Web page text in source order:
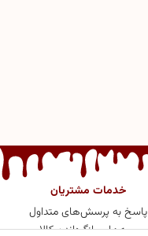
خدمات مشتریان
پاسخ به پرسش‌های متداول
رویه‌های بازگرداندن کالا